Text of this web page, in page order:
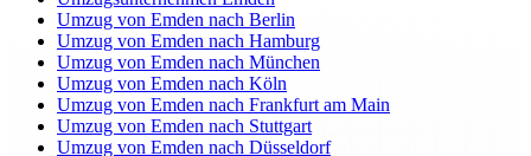
Umzug von Emden nach Berlin
Umzug von Emden nach Hamburg
Umzug von Emden nach München
Umzug von Emden nach Köln
Umzug von Emden nach Frankfurt am Main
Umzug von Emden nach Stuttgart
Umzug von Emden nach Düsseldorf